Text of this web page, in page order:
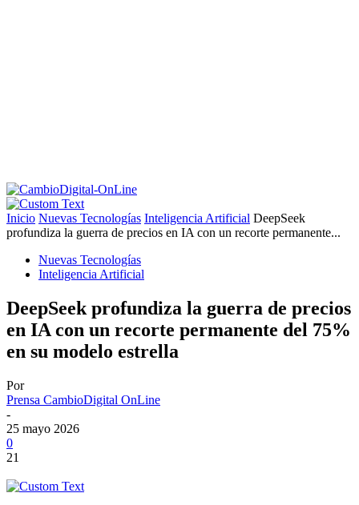
Inicio Nuevas Tecnologías Inteligencia Artificial DeepSeek
profundiza la guerra de precios en IA con un recorte permanente...
Nuevas Tecnologías
Inteligencia Artificial
DeepSeek profundiza la guerra de precios
en IA con un recorte permanente del 75%
en su modelo estrella
Por
Prensa CambioDigital OnLine
-
25 mayo 2026
0
21